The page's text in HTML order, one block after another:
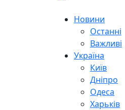
Новини
Останні
Важливі
Україна
Київ
Дніпро
Одеса
Харьків